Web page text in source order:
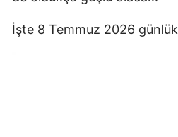
İşte 8 Temmuz 2026 günlük